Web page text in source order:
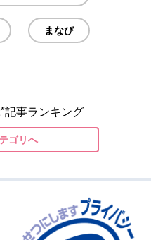
まなび
記事ランキング
ゴリへ